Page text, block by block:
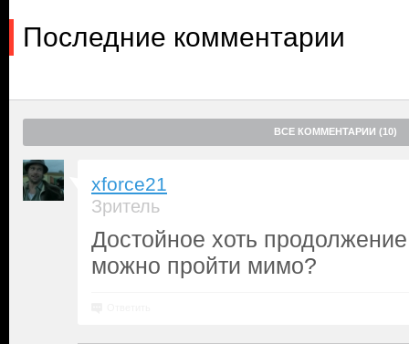
Последние комментарии
ВСЕ КОММЕНТАРИИ (10)
xforce21
Зритель
Достойное хоть
можно пройти мимо?